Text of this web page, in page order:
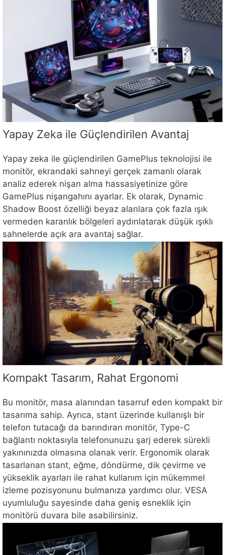
Yapay Zeka ile Güçlendirilen Avantaj
Yapay zeka ile güçlendirilen GamePlus teknolojisi ile
monitör, ekrandaki sahneyi gerçek zamanlı olarak
analiz ederek nişan alma hassasiyetinize göre
GamePlus nişangahını ayarlar. Ek olarak, Dynamic
Shadow Boost özelliği beyaz alanlara çok fazla ışık
vermeden karanlık bölgeleri aydınlatarak düşük ışıklı
sahnelerde açık ara avantaj sağlar.
Kompakt Tasarım, Rahat Ergonomi
Bu monitör, masa alanından tasarruf eden kompakt bir
tasarıma sahip. Ayrıca, stant üzerinde kullanışlı bir
telefon tutacağı da barındıran monitör, Type-C
bağlantı noktasıyla telefonunuzu şarj ederek sürekli
yakınınızda olmasına olanak verir. Ergonomik olarak
tasarlanan stant, eğme, döndürme, dik çevirme ve
yükseklik ayarları ile rahat kullanım için mükemmel
izleme pozisyonunu bulmanıza yardımcı olur. VESA
uyumluluğu sayesinde daha geniş esneklik için
monitörü duvara bile asabilirsiniz.